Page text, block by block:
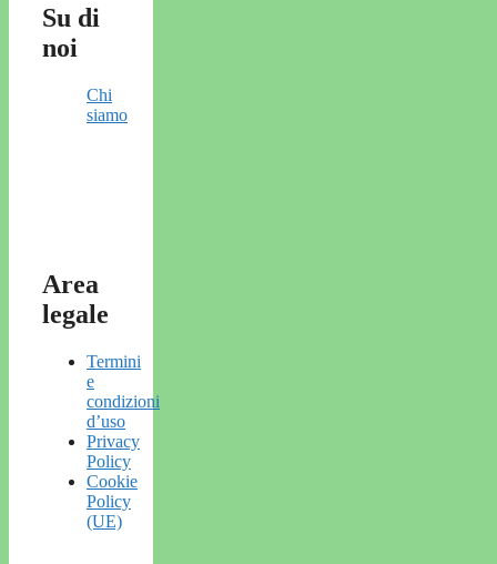
Su di
noi
Chi
siamo
Area
legale
Termini
e
condizioni
d’uso
Privacy
Policy
Cookie
Policy
(UE)